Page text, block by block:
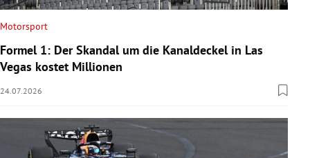
Motorsport
Formel 1: Der Skandal um die Kanaldeckel in Las
Vegas kostet Millionen
24.07.2026